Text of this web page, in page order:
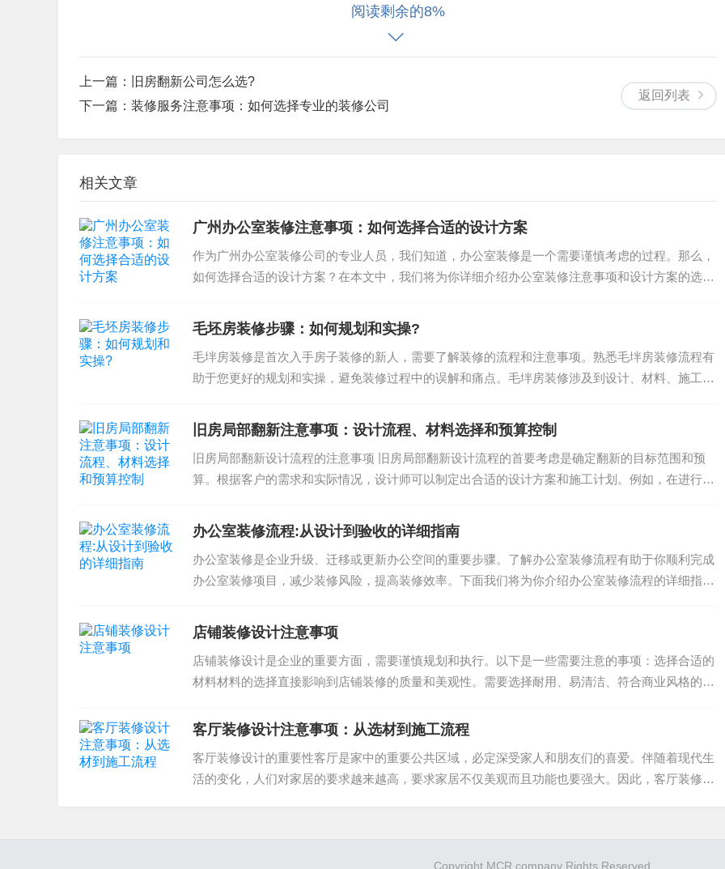
预算的制定：公司的设计师和施工人员会根据您的装修需求和设计方案，制定详细的装修预算和费用表格。
预算的控制：公司的财务人员会根据您的装修需求和预算，控制装修的费用，确保您的装修质量和安全性。
公司，找到适合您的装修方案。如有任何装修需求或问题，请咨询我们的专业团队，我们将竭诚为您服务。
阅读剩余的8%
返回列表
上一篇：
旧房翻新公司怎么选?
下一篇： 装修服务注意事项：如何选择专业的装修公司
相关文章
广州办公室装修注意事项：如何选择合适的设计方案
作为广州办公室装修公司的专业人员，我们知道，办公室装修是一个需要谨慎考虑的过程。那么，
如何选择合适的设计方案？在本文中，我们将为你详细介绍办公室装修注意事项和设计方案的选择
毛坯房装修步骤：如何规划和实操?
毛坢房装修是首次入手房子装修的新人，需要了解装修的流程和注意事项。熟悉毛坢房装修流程有
助于您更好的规划和实操，避免装修过程中的误解和痛点。毛坢房装修涉及到设计、材料、施工等
旧房局部翻新注意事项：设计流程、材料选择和预算控制
旧房局部翻新设计流程的注意事项 旧房局部翻新设计流程的首要考虑是确定翻新的目标范围和预
算。根据客户的需求和实际情况，设计师可以制定出合适的设计方案和施工计划。例如，在进行局
办公室装修流程:从设计到验收的详细指南
办公室装修是企业升级、迁移或更新办公空间的重要步骤。了解办公室装修流程有助于你顺利完成
办公室装修项目，减少装修风险，提高装修效率。下面我们将为你介绍办公室装修流程的详细指
店铺装修设计注意事项
店铺装修设计是企业的重要方面，需要谨慎规划和执行。以下是一些需要注意的事项：选择合适的
材料材料的选择直接影响到店铺装修的质量和美观性。需要选择耐用、易清洁、符合商业风格的材
客厅装修设计注意事项：从选材到施工流程
客厅装修设计的重要性客厅是家中的重要公共区域，必定深受家人和朋友们的喜爱。伴随着现代生
活的变化，人们对家居的要求越来越高，要求家居不仅美观而且功能也要强大。因此，客厅装修设
Copyright MCR company Rights Reserved.